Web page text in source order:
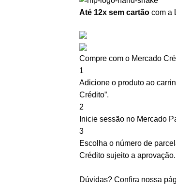
Até 12x sem cartão com a
Compre com o Mercado
1
Adicione o produto ao
Crédito”.
2
Inicie sessão no Mercado
3
Escolha o número de
Crédito sujeito a aprovação.
Dúvidas? Confira nossa